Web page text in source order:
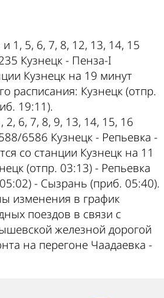
1, 5, 6, 7, 8, 12, 13, 14, 15
Кузнецк - Пенза-I
Кузнецк на 19 минут
расписания: Кузнецк (отпр.
19:11).
2, 6, 7, 8, 9, 13, 14, 15, 16
6586 Кузнецк - Репьевка -
со станции Кузнецк на 11
(отпр. 03:13) - Репьевка
- Сызрань (приб. 05:40).
изменения в график
поездов в связи с
железной дорогой
на перегоне Чаадаевка -